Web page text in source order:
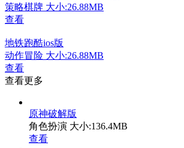
策略棋牌 大小:26.88MB
查看
地铁跑酷ios版
动作冒险 大小:26.88MB
查看
查看更多
原神破解版
角色扮演 大小:136.4MB
查看